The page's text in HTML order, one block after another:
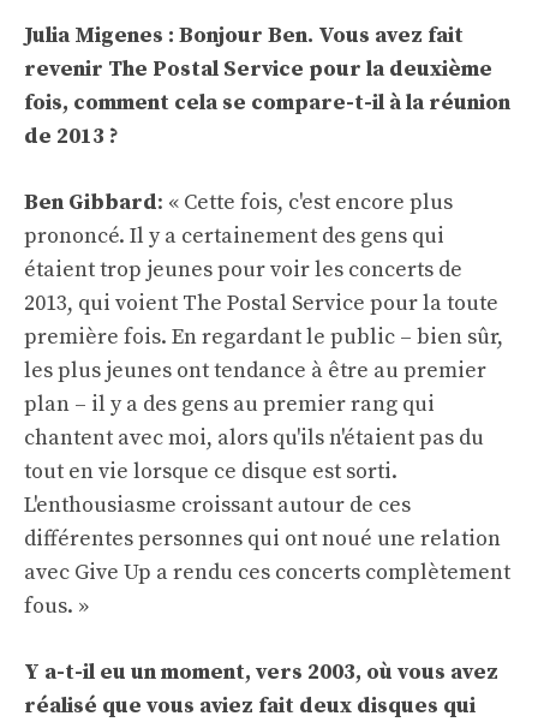
Julia Migenes : Bonjour Ben. Vous avez fait
revenir The Postal Service pour la deuxième
fois, comment cela se compare-t-il à la réunion
de 2013 ?
Ben Gibbard: « Cette fois, c'est encore plus
prononcé. Il y a certainement des gens qui
étaient trop jeunes pour voir les concerts de
2013, qui voient The Postal Service pour la toute
première fois. En regardant le public – bien sûr,
les plus jeunes ont tendance à être au premier
plan – il y a des gens au premier rang qui
chantent avec moi, alors qu'ils n'étaient pas du
tout en vie lorsque ce disque est sorti.
L'enthousiasme croissant autour de ces
différentes personnes qui ont noué une relation
avec Give Up a rendu ces concerts complètement
fous. »
Y a-t-il eu un moment, vers 2003, où vous avez
réalisé que vous aviez fait deux disques qui